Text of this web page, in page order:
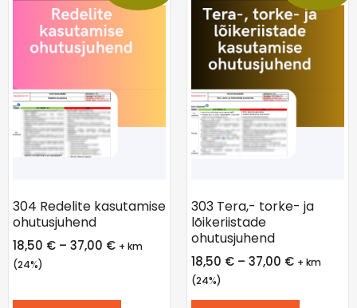
304 Redelite kasutamise
ohutusjuhend
18,50 € – 37,00 € + km
(24%)
303 Tera,- torke- ja
lõikeriistade
ohutusjuhend
18,50 € – 37,00 € + km
(24%)